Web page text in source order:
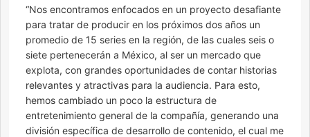
“Nos encontramos enfocados en un proyecto desafiante
para tratar de producir en los próximos dos años un
promedio de 15 series en la región, de las cuales seis o
siete pertenecerán a México, al ser un mercado que
explota, con grandes oportunidades de contar historias
relevantes y atractivas para la audiencia. Para esto,
hemos cambiado un poco la estructura de
entretenimiento general de la compañía, generando una
división específica de desarrollo de contenido, el cual me